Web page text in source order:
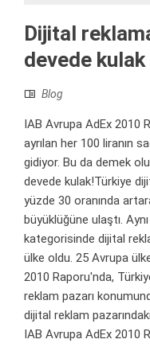
Dijital
devede kulak
Blog
IAB Avrupa AdEx 2010
ayrılan her 100 liranın
gidiyor. Bu da demek
devede kulak!Türkiye
yüzde 30 oranında
büyüklüğüne ulaştı.
kategorisinde dijital
ülke oldu. 25 Avrupa
2010 Raporu'nda,
reklam pazarı
dijital reklam
IAB Avrupa AdEx 2010